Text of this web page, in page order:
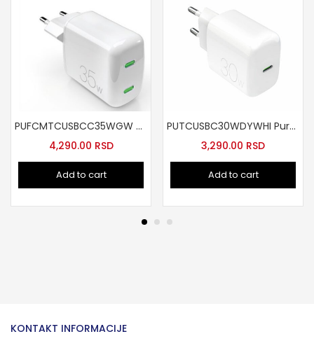
PUFCMTCUSBCC35WGW Kucni punjac GaN 35w bela
4,290.00 RSD
Add to cart
PUTCUSBC30WDYWHI Puro Lite zidni punjac USB-C 30W
3,290.00 RSD
Add to cart
KONTAKT INFORMACIJE